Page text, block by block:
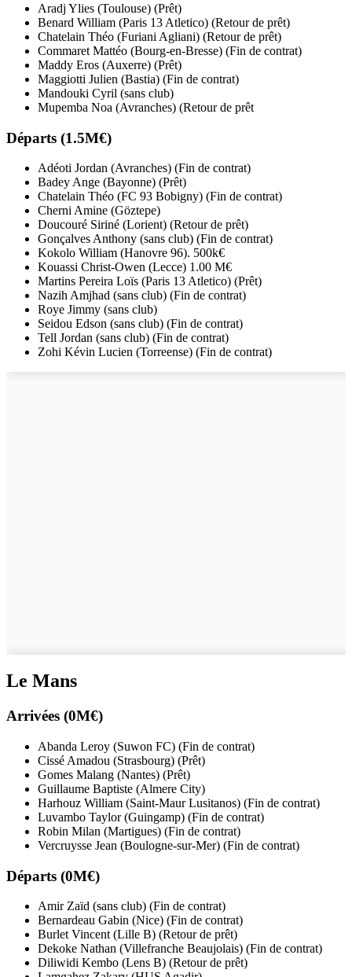
Aradj Ylies (Toulouse) (Prêt)
Benard William (Paris 13 Atletico) (Retour de prêt)
Chatelain Théo (Furiani Agliani) (Retour de prêt)
Commaret Mattéo (Bourg-en-Bresse) (Fin de contrat)
Maddy Eros (Auxerre) (Prêt)
Maggiotti Julien (Bastia) (Fin de contrat)
Mandouki Cyril (sans club)
Mupemba Noa (Avranches) (Retour de prêt
Départs (1.5M€)
Adéoti Jordan (Avranches) (Fin de contrat)
Badey Ange (Bayonne) (Prêt)
Chatelain Théo (FC 93 Bobigny) (Fin de contrat)
Cherni Amine (Göztepe)
Doucouré Siriné (Lorient) (Retour de prêt)
Gonçalves Anthony (sans club) (Fin de contrat)
Kokolo William (Hanovre 96). 500k€
Kouassi Christ-Owen (Lecce) 1.00 M€
Martins Pereira Loïs (Paris 13 Atletico) (Prêt)
Nazih Amjhad (sans club) (Fin de contrat)
Roye Jimmy (sans club)
Seidou Edson (sans club) (Fin de contrat)
Tell Jordan (sans club) (Fin de contrat)
Zohi Kévin Lucien (Torreense) (Fin de contrat)
Le Mans
Arrivées (0M€)
Abanda Leroy (Suwon FC) (Fin de contrat)
Cissé Amadou (Strasbourg) (Prêt)
Gomes Malang (Nantes) (Prêt)
Guillaume Baptiste (Almere City)
Harhouz William (Saint-Maur Lusitanos) (Fin de contrat)
Luvambo Taylor (Guingamp) (Fin de contrat)
Robin Milan (Martigues) (Fin de contrat)
Vercruysse Jean (Boulogne-sur-Mer) (Fin de contrat)
Départs (0M€)
Amir Zaïd (sans club) (Fin de contrat)
Bernardeau Gabin (Nice) (Fin de contrat)
Burlet Vincent (Lille B) (Retour de prêt)
Dekoke Nathan (Villefranche Beaujolais) (Fin de contrat)
Diliwidi Kembo (Lens B) (Retour de prêt)